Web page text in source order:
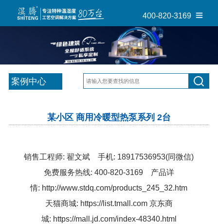
400-820-3169
案例中心
某小区 商用冷暖型热泵系列 2台
销售工程师: 翟文斌 手机: 18917536953(同微信)
免费服务热线: 400-820-3169 产品详
情: http://www.stdq.com/products_245_32.htm
天猫商城: https://list.tmall.com 京东商
城: https://mall.jd.com/index-48340.html